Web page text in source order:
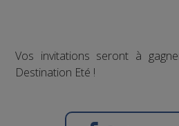
Vos invitations seront à
Destination Eté !